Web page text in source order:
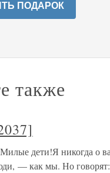
ПОДАРОК
также
дети!Я никогда о
— как мы. Но